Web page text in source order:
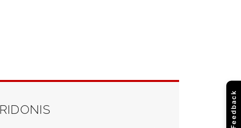
Feedback